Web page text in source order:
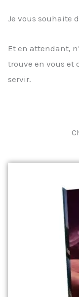
Je vous souhaite
Et en attendant,
trouve en vous et
servir.